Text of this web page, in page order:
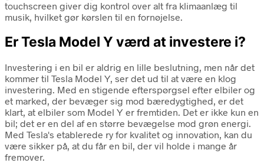
touchscreen giver dig kontrol over alt fra klimaanlæg til
musik, hvilket gør kørslen til en fornøjelse.
Er Tesla Model Y værd at investere i?
Investering i en bil er aldrig en lille beslutning, men når det
kommer til Tesla Model Y, ser det ud til at være en klog
investering. Med en stigende efterspørgsel efter elbiler og
et marked, der bevæger sig mod bæredygtighed, er det
klart, at elbiler som Model Y er fremtiden. Det er ikke kun en
bil; det er en del af en større bevægelse mod grøn energi.
Med Tesla's etablerede ry for kvalitet og innovation, kan du
være sikker på, at du får en bil, der vil holde i mange år
fremover.